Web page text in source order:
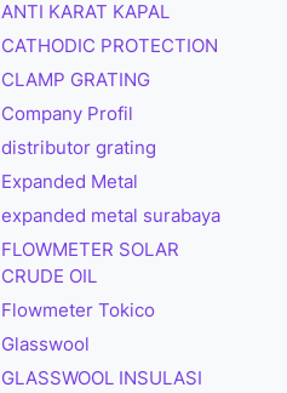
ANTI KARAT KAPAL
CATHODIC PROTECTION
CLAMP GRATING
Company Profil
distributor grating
Expanded Metal
expanded metal surabaya
FLOWMETER SOLAR
CRUDE OIL
Flowmeter Tokico
Glasswool
GLASSWOOL INSULASI